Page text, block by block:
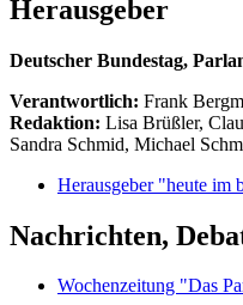
Herausgeber
Deutscher Bundestag,
Verantwortlich: Frank
Redaktion: Lisa Brüßler,
Sandra Schmid, Michael
Herausgeber "heute im
Nachrichten,
Wochenzeitung "Das